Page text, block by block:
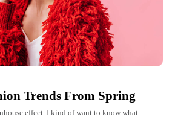
Trends From Spring
effect. I kind of want to know what